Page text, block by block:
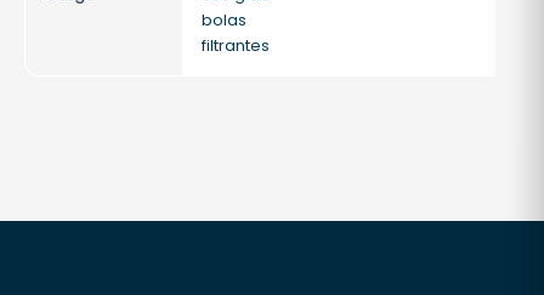
bolas
filtrantes